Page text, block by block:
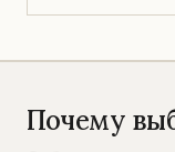
Почему